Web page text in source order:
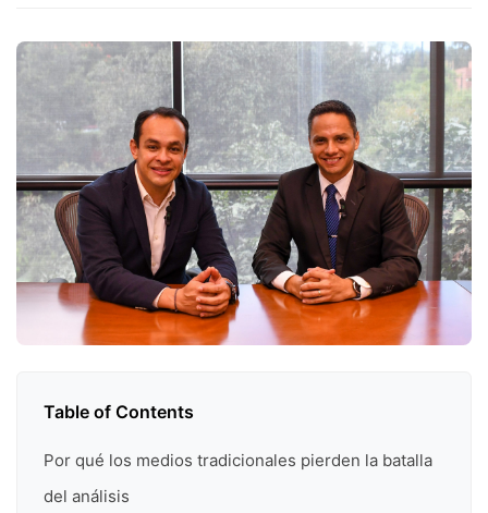
Table of Contents
Por qué los medios tradicionales pierden la batalla
del análisis